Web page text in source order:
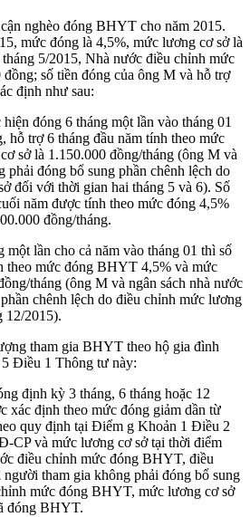
nghèo đóng BHYT cho năm 2015.
mức đóng là 4,5%, mức lương cơ sở là
5/2015, Nhà nước điều chỉnh mức
số tiền đóng của ông M và hỗ trợ
định như sau:
đóng 6 tháng một lần vào tháng 01
hỗ trợ 6 tháng đầu năm tính theo mức
sở là 1.150.000 đồng/tháng (ông M và
phải đóng bổ sung phần chênh lệch do
đối với thời gian hai tháng 5 và 6). Số
năm được tính theo mức đóng 4,5%
đồng/tháng.
lần cho cả năm vào tháng 01 thì số
theo mức đóng BHYT 4,5% và mức
tháng (ông M và ngân sách nhà nước
chênh lệch do điều chỉnh mức lương
12/2015).
tham gia BHYT theo hộ gia đình
Điều 1 Thông tư này:
định kỳ 3 tháng, 6 tháng hoặc 12
xác định theo mức đóng giảm dần từ
quy định tại Điểm g Khoản 1 Điều 2
CP và mức lương cơ sở tại thời điểm
điều chỉnh mức đóng BHYT, điều
tham gia không phải đóng bổ sung
mức đóng BHYT, mức lương cơ sở
đóng BHYT.